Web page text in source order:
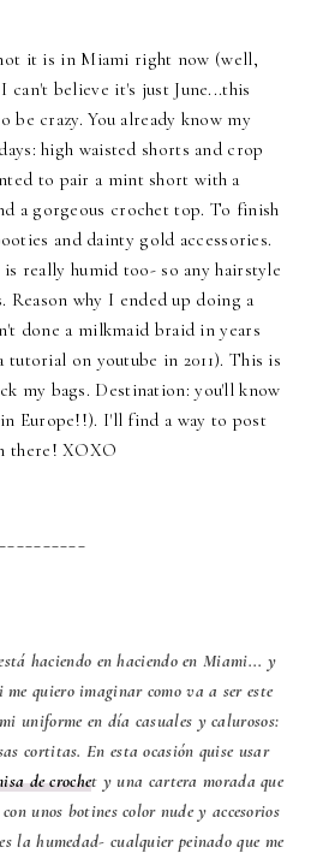
it is in Miami right now (well,
can't believe it's just June...this
be crazy. You already know my
high waisted shorts and crop
to pair a mint short with a
a gorgeous crochet top. To finish
and dainty gold accessories.
really humid too- so any hairstyle
Reason why I ended up doing a
done a milkmaid braid in years
tutorial on youtube in 2011). This is
my bags. Destination: you'll know
Europe!!). I'll find a way to post
there! XOXO
haciendo en haciendo en Miami... y
me quiero imaginar como va a ser este
uniforme en día casuales y calurosos:
cortitas. En esta ocasión quise usar
de crochet y una cartera morada que
unos botines color nude y accesorios
la humedad- cualquier peinado que me